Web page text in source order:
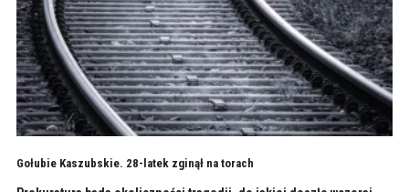
Gołubie Kaszubskie. 28-latek zginął na torach